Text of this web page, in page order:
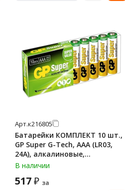
Арт.к216805
Батарейки КОМПЛЕКТ 10 шт.,
GP Super G-Tech, AAA (LR03,
24А), алкалиновые,
мизинчиковые, в пленке, GP
В наличии
517₽ за